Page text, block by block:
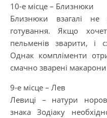
10-е місце – Близнюки
Близнюки взагалі не
готування. Якщо
пельменів зварити, і
Однак компліменти
смачно зварені
9-е місце – Лев
Левиці – натури
знака Зодіаку